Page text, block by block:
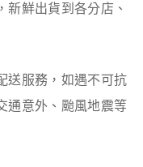
新鮮出貨到各分店、
送服務，如遇不可抗
通意外、颱風地震等